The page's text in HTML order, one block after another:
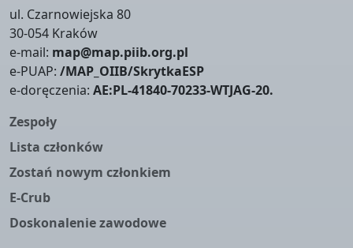
ul. Czarnowiejska 80
30-054 Kraków
e-mail: map@map.piib.org.pl
e-PUAP: /MAP_OIIB/SkrytkaESP
e-doręczenia: AE:PL-41840-70233-WTJAG-20.
Zespoły
Lista członków
Zostań nowym członkiem
E-Crub
Doskonalenie zawodowe